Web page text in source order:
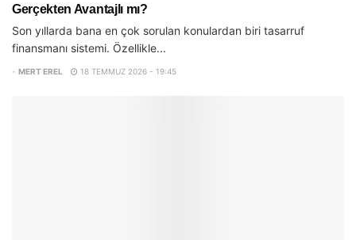
Gerçekten Avantajlı mı?
Son yıllarda bana en çok sorulan konulardan biri tasarruf
finansmanı sistemi. Özellikle...
- MERT EREL 18 TEMMUZ 2026 - 19:45